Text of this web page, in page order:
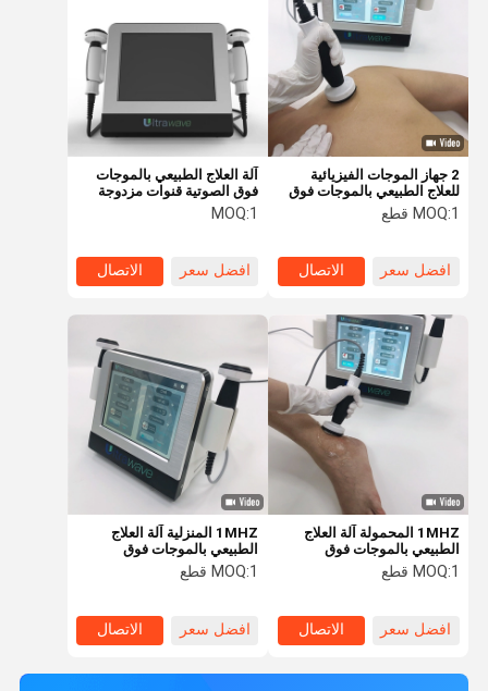
آلة العلاج الطبيعي بالموجات
فوق الصوتية قنوات مزدوجة
1MHz مع 2 مقابض
MOQ:1
افضل سعر الاتصال
2 جهاز الموجات الفيزيائية
للعلاج الطبيعي بالموجات فوق
الصوتية يقلل من تشنجات
العضلات
MOQ:1 قطع
افضل سعر الاتصال
1MHZ المنزلية آلة العلاج
الطبيعي بالموجات فوق
لتخفيف الآلام
MOQ:1 قطع
افضل سعر الاتصال
1MHZ المحمولة آلة العلاج
الطبيعي بالموجات فوق
لتخفيف الآلام
MOQ:1 قطع
افضل سعر الاتصال